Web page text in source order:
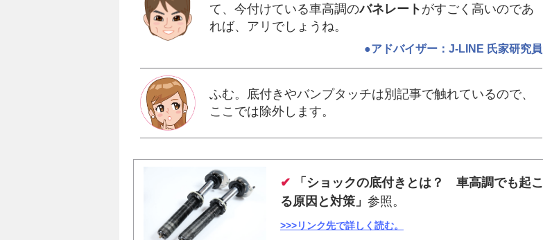
て、今付けている車高調のバネレート がすごく高いのであ
れば、アリでしょうね。
●アドバイザー：J-LINE 氏家研究員
ふむ。底付きやバンプタッチは別記事で触れているので、
ここでは除外します。
✔
「ショックの底付きとは？ 車高調でも起こ
る原因と対策」 参照。
>>>リンク先で詳しく読む。